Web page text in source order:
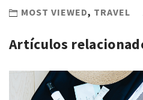
MOST VIEWED, TRAVEL
Artículos